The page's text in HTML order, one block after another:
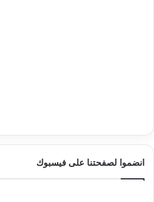
انضموا لصفحتنا على فيسبوك